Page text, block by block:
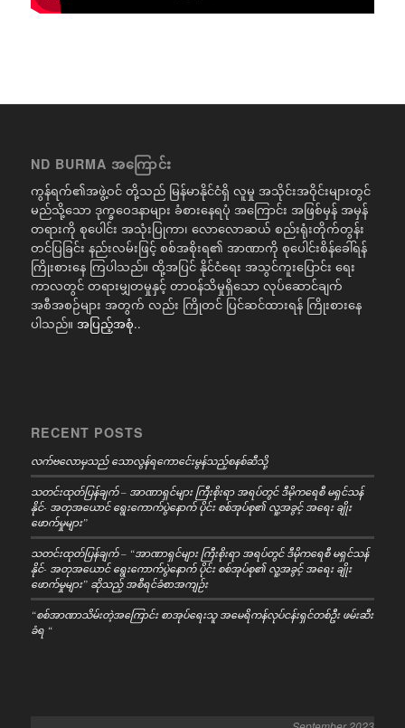
ND BURMA အကြောင်း
ကွန်ရက်၏အဖွဲ့ဝင် တို့သည် မြန်မာနိုင်ငံရှိ လူမှု အသိုင်းအဝိုင်းများတွင်
မည်သို့သော ဒုက္ခဝေဒနာများ ခံစားနေရပုံ အကြောင်း အဖြစ်မှန် အမှန်
တရားကို စုပေါင်း အသုံးပြုကာ၊ လောလောဆယ် စည်းရုံးတိုက်တွန်း
တင်ပြခြင်း နည်းလမ်းဖြင့် စစ်အစိုးရ၏ အာဏာကို စုပေါင်းစိန်ခေါ်ရန်
ကြိုးစားနေ ကြပါသည်။ ထို့အပြင် နိုင်ငံရေး အသွင်ကူးပြောင်း ရေး
ကာလတွင် တရားမျှတမှုနှင့် တာဝန်သိမှုရှိသော လုပ်ဆောင်ချက်
အစီအစဉ်များ အတွက် လည်း ကြိုတင် ပြင်ဆင်ထားရန် ကြိုးစားနေ
ပါသည်။ အပြည့်အစုံ..
RECENT POSTS
လက်ဗလောမှသည် သောလွန်ရကောင်ေးမွန်သည့်စနစ်ဆီသို့
သတင်းထုတ်ပြန်ချက် – အာဏာရှင်များ ကြီးစိုးရာ အရပ်တွင် ဒီမိုကရေစီ မရှင်သန်
နိုင်- အတုအယောင် ရွေးကောက်ပွဲနောက် ပိုင်း စစ်အုပ်စု၏ လူ့အခွင့် အရေး ချိုး
ဖောက်မှုများ”
သတင်းထုတ်ပြန်ချက် – “အာဏာရှင်များ ကြီးစိုးရာ အရပ်တွင် ဒီမိုကရေစီ မရှင်သန်
နိုင်- အတုအယောင် ရွေးကောက်ပွဲနောက် ပိုင်း စစ်အုပ်စု၏ လူ့အခွင့် အရေး ချိုး
ဖောက်မှုများ” ဆိုသည့် အစီရင်ခံစာအကျဉ်း
“စစ်အာဏာသိမ်းတဲ့အကြောင်း စာအုပ်ရေးသူ အမေရိကန်လုပ်ငန်းရှင်တစ်ဦး ဖမ်းဆီး
ခံရ “